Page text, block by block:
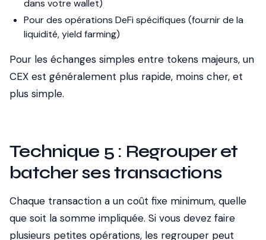
dans votre wallet)
Pour des opérations DeFi spécifiques (fournir de la
liquidité, yield farming)
Pour les échanges simples entre tokens majeurs, un
CEX est généralement plus rapide, moins cher, et
plus simple.
Technique 5 : Regrouper et
batcher ses transactions
Chaque transaction a un coût fixe minimum, quelle
que soit la somme impliquée. Si vous devez faire
plusieurs petites opérations, les regrouper peut